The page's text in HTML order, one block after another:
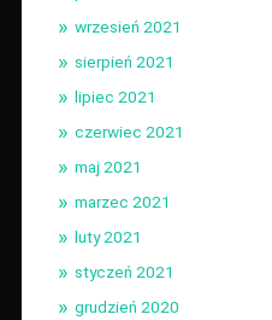
wrzesień 2021
sierpień 2021
lipiec 2021
czerwiec 2021
maj 2021
marzec 2021
luty 2021
styczeń 2021
grudzień 2020